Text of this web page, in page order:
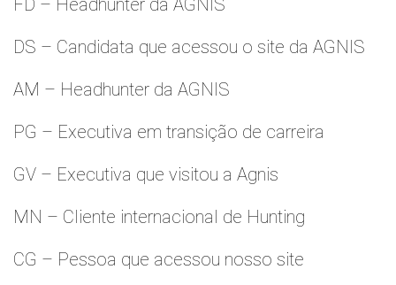
FD – Headhunter da AGNIS
DS – Candidata que acessou o site da AGNIS
AM – Headhunter da AGNIS
PG – Executiva em transição de carreira
GV – Executiva que visitou a Agnis
MN – Cliente internacional de Hunting
CG – Pessoa que acessou nosso site